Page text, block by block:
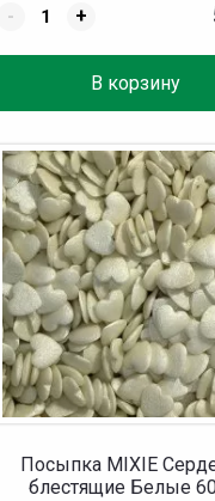
-
+
В корзину
Посыпка MIXIE
блестящие Белые